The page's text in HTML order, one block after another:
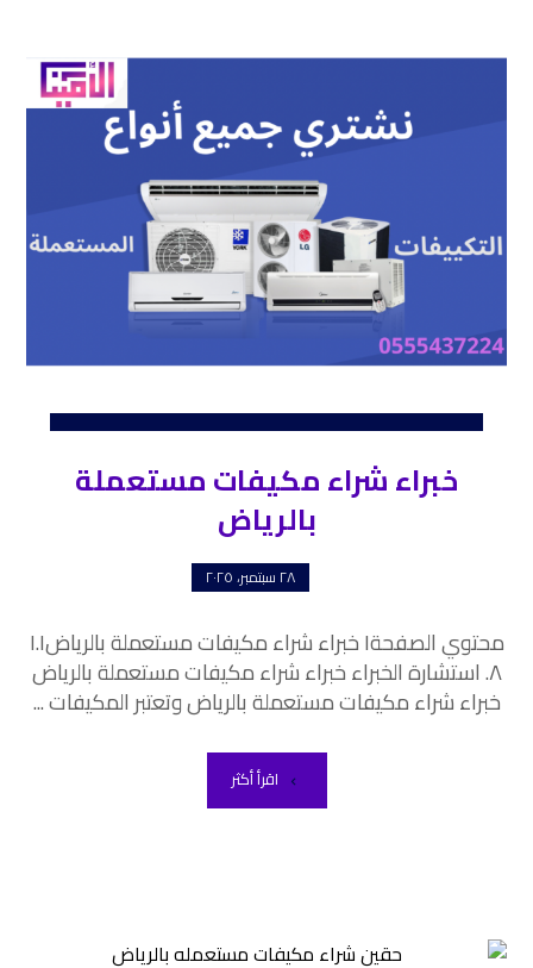
خبراء شراء مكيفات مستعملة
بالرياض
٢٨ سبتمبر، ٢٠٢٥
محتوي الصفحة١ خبراء شراء مكيفات مستعملة بالرياض١.١
٨. استشارة الخبراء خبراء شراء مكيفات مستعملة بالرياض
خبراء شراء مكيفات مستعملة بالرياض وتعتبر المكيفات ...
اقرأ أكثر